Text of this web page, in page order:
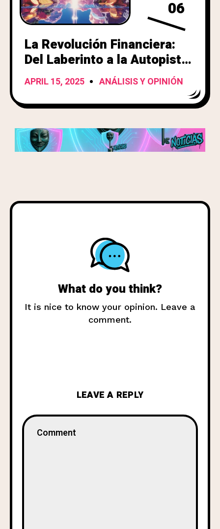
06
La Revolución Financiera:
Del Laberinto a la Autopista
APRIL 15, 2025 ANÁLISIS Y OPINIÓN
What do you think?
It is nice to know your opinion. Leave a
comment.
LEAVE A REPLY